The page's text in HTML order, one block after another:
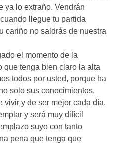
ya lo extraño. Vendrán
cuando llegue tu partida
cariño no saldrás de nuestra
el momento de la
que tenga bien claro la alta
todos por usted, porque ha
solo sus conocimientos,
vivir y de ser mejor cada día.
y será muy difícil
suyo con tanto
pena que tenga que